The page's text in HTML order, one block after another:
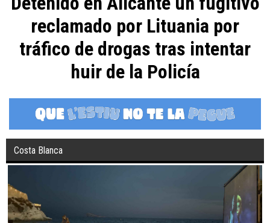
reclamado por Lituania por
tráfico de drogas tras intentar
huir de la Policía
Costa Blanca